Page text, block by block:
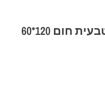
אריח פורצלן דמוי אבן טבעית חום 120*60